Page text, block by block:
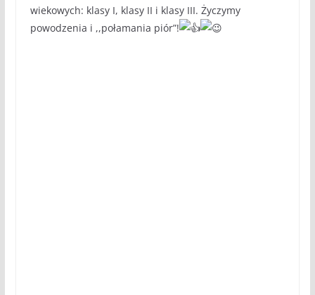
wiekowych: klasy I, klasy II i klasy III. Życzymy
powodzenia i ,,połamania piór”!